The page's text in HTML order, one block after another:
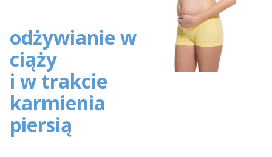
odżywianie w
ciąży
i w trakcie
karmienia
piersią